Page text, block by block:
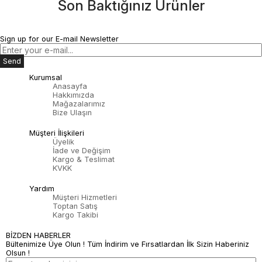
Son Baktığınız Ürünler
Sign up for our E-mail Newsletter
Send
Kurumsal
Anasayfa
Hakkımızda
Mağazalarımız
Bize Ulaşın
Müşteri İlişkileri
Üyelik
İade ve Değişim
Kargo & Teslimat
KVKK
Yardım
Müşteri Hizmetleri
Toptan Satış
Kargo Takibi
BİZDEN HABERLER
Bültenimize Üye Olun ! Tüm İndirim ve Fırsatlardan İlk Sizin Haberiniz
Olsun !